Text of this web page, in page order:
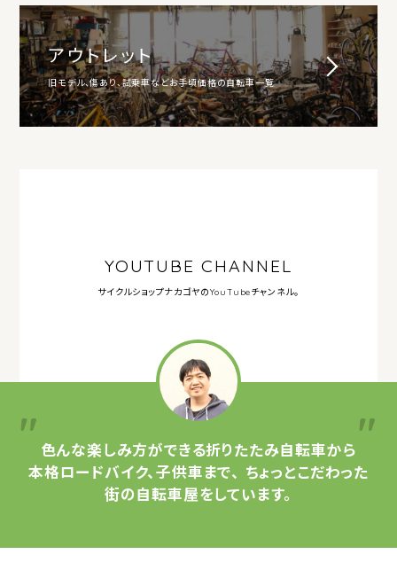
アウトレット
旧モデル、傷あり、試乗車などお手頃価格の自転車一覧
YOUTUBE CHANNEL
サイクルショップナカゴヤのYouTubeチャンネル。
色んな楽しみ方ができる折りたたみ自転車から
本格ロードバイク、子供車まで、 ちょっとこだわった
街の自転車屋をしています。